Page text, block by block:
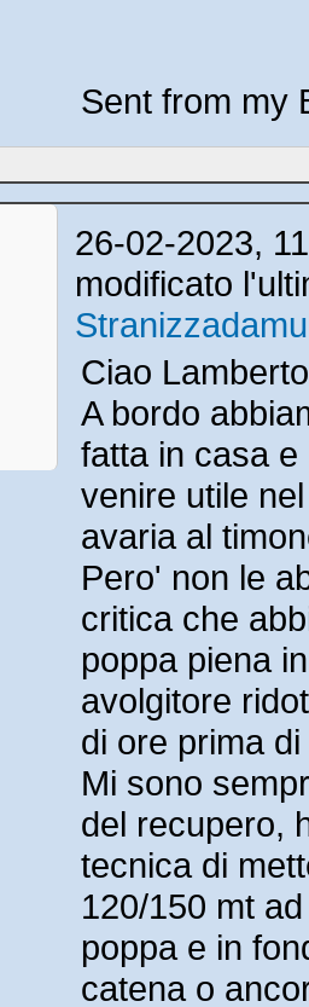
Sent from my
26-02-2023,
modificato
Ciao Lamberto
A bordo
fatta in casa
venire utile
avaria al
Pero' non le
critica che
poppa piena
avolgitore
di ore prima
Mi sono
del recupero,
tecnica di
120/150 mt
poppa e in
catena o